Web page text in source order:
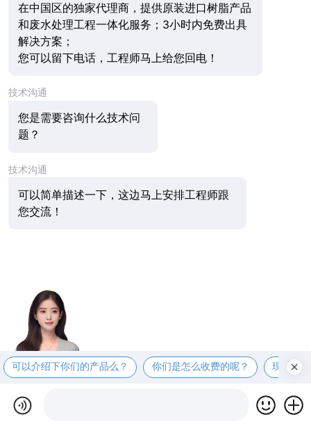
在中国区的独家代理商，提供原装进口树脂产品
和废水处理工程一体化服务；3小时内免费出具
解决方案；
您可以留下电话，工程师马上给您回电！
技术沟通
您是需要咨询什么技术问
题？
技术沟通
可以简单描述一下，这边马上安排工程师跟
您交流！
可以介绍下你们的产品么？ 你们是怎么收费的呢？ 现在有